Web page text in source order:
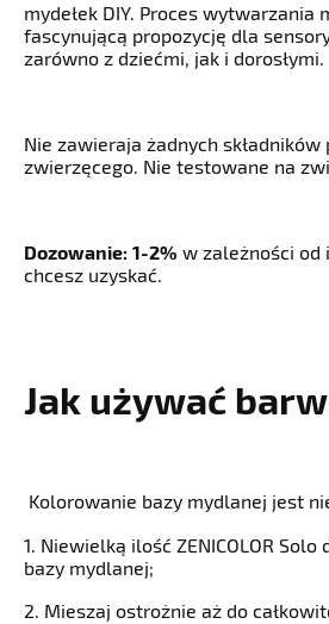
mydełek DIY. Proces wytwarzania
fascynującą propozycję dla
zarówno z dziećmi, jak i dorosłymi.
Nie zawieraja żadnych składników
zwierzęcego. Nie testowane na
Dozowanie: 1-2% w zależności od
chcesz uzyskać.
Jak używać
Kolorowanie bazy mydlanej jest
1. Niewielką ilość ZENICOLOR
bazy mydlanej;
2. Mieszaj ostrożnie aż do